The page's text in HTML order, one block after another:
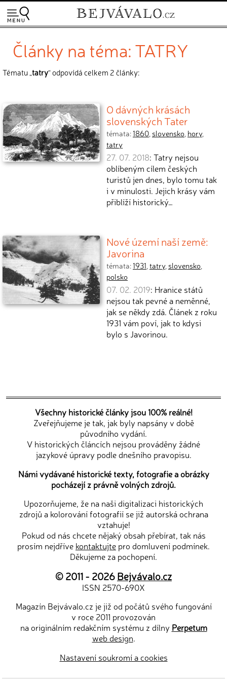
Články na téma: TATRY
Tématu „tatry“ odpovídá celkem 2 články:
O dávných krásách
slovenských Tater
témata:1860, slovensko, hory,
tatry
27. 07. 2018: Tatry nejsou
oblíbeným cílem českých
turistů jen dnes, bylo tomu tak
i v minulosti. Jejich krásy vám
přiblíží historický…
Nové území naší země:
Javorina
témata:1931,tatry, slovensko,
polsko
07. 02. 2019: Hranice států
nejsou tak pevné a neměnné,
jak se někdy zdá. Článek z roku
1931 vám poví, jak to kdysi
bylo s Javorinou.
Všechny historické články jsou 100% reálné!
Zveřejňujeme je tak, jak byly napsány v době
původního vydání.
V historických článcích nejsou prováděny žádné
jazykové úpravy podle dnešního pravopisu.
Námi vydávané historické texty, fotografie a obrázky
pocházejí z právně volných zdrojů.
Upozorňujeme, že na naši digitalizaci historických
zdrojů a kolorování fotografií se již autorská ochrana
vztahuje!
Pokud od nás chcete nějaký obsah přebírat, tak nás
prosím nejdříve kontaktujte pro domluvení podmínek.
Děkujeme za pochopení.
© 2011 - 2026Bejvávalo.cz
ISSN 2570-690X
Magazín Bejvávalo.cz je již od počátů svého fungování
v roce 2011 provozován
na originálním redakčním systému z dílny Perpetum
web design.
Nastavení soukromí a cookies